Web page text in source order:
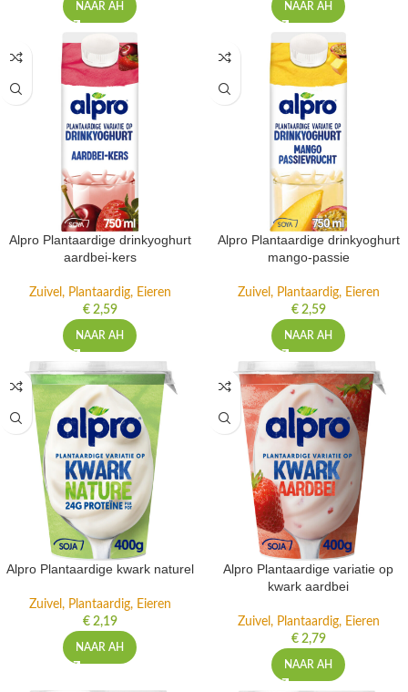
NAAR AH NAAR AH
Alpro Plantaardige drinkyoghurt
aardbei-kers
Zuivel, Plantaardig, Eieren
€2,59
NAAR AH
Alpro Plantaardige drinkyoghurt
mango-passie
Zuivel, Plantaardig, Eieren
€2,59
NAAR AH
Alpro Plantaardige kwark naturel
Zuivel, Plantaardig, Eieren
€2,19
NAAR AH
Alpro Plantaardige variatie op
kwark aardbei
Zuivel, Plantaardig, Eieren
€2,79
NAAR AH